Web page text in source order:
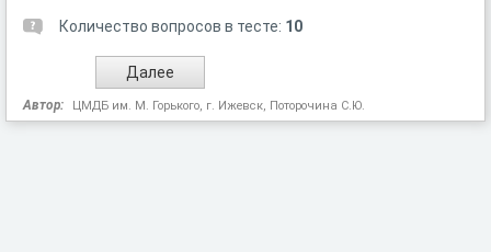
Количество вопросов в тесте: 10
Автор: ЦМДБ им. М. Горького, г. Ижевск, Поторочина С.Ю.